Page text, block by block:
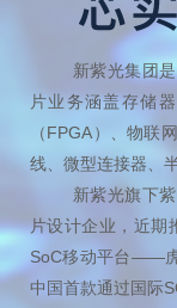
新紫光集
片业务涵盖存储
（FPGA）、物联
线、微型连接器、
新紫
片设计企业，近期
SoC移动平台——
中国首款通过国际